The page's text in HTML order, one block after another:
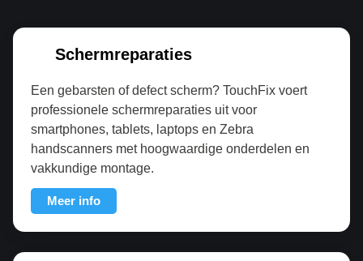
Schermreparaties
Een gebarsten of defect scherm? TouchFix voert
professionele schermreparaties uit voor
smartphones, tablets, laptops en Zebra
handscanners met hoogwaardige onderdelen en
vakkundige montage.
Meer info